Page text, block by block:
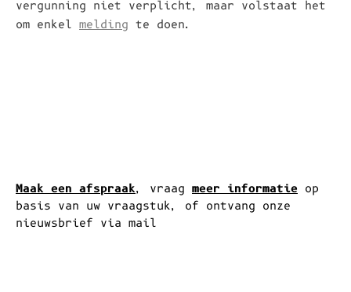
De aanvragen worden ingediend bij één loket,
het Omgevingsloket, waarna éénopenbaar
onderzoeken één adviesronde worden
georganiseerd. In sommige gevallen is een
vergunning niet verplicht, maar volstaat het
om enkelmeldingte doen.